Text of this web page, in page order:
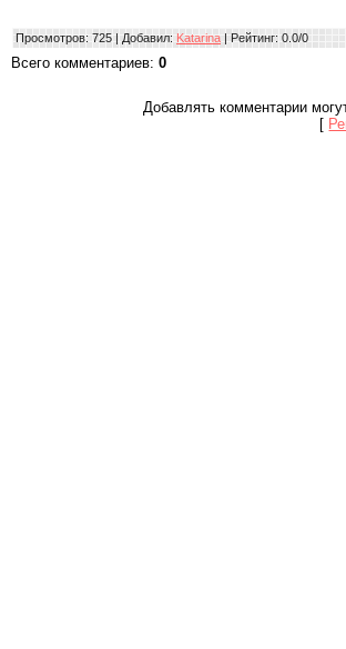
Просмотров: 725 | Добавил: Katarina | Рейтинг: 0.0/0
Всего комментариев: 0
Добавлять комментарии
[